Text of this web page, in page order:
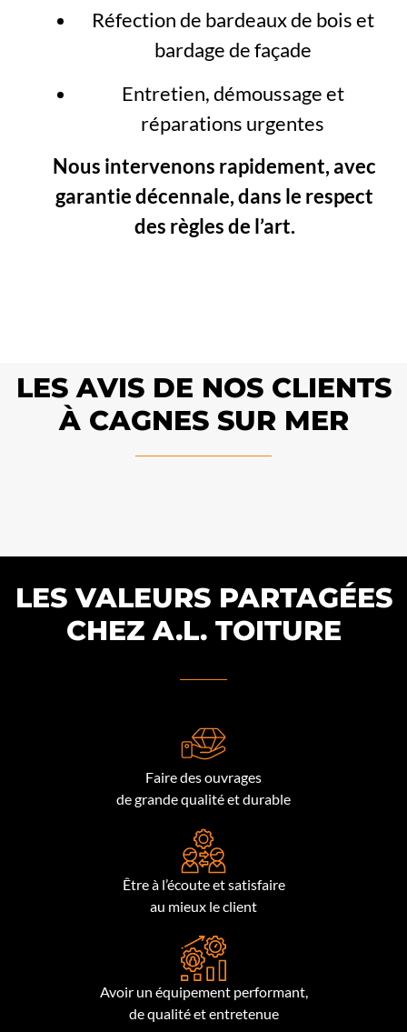
Réfection de bardeaux de bois et
bardage de façade
Entretien, démoussage et
réparations urgentes
Nous intervenons rapidement, avec
garantie décennale, dans le respect
des règles de l’art.
LES AVIS DE NOS CLIENTS
À CAGNES SUR MER
LES VALEURS PARTAGÉES
CHEZ A.L. TOITURE
Faire des ouvrages
de grande qualité et durable
Être à l’écoute et satisfaire
au mieux le client
Avoir un équipement performant,
de qualité et entretenue